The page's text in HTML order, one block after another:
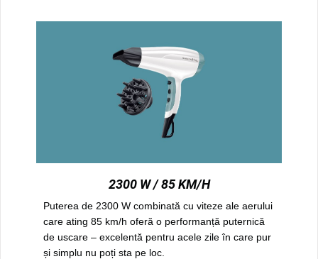
2300 W / 85 KM/H
Puterea de 2300 W combinată cu viteze ale aerului
care ating 85 km/h oferă o performanță puternică
de uscare – excelentă pentru acele zile în care pur
și simplu nu poți sta pe loc.